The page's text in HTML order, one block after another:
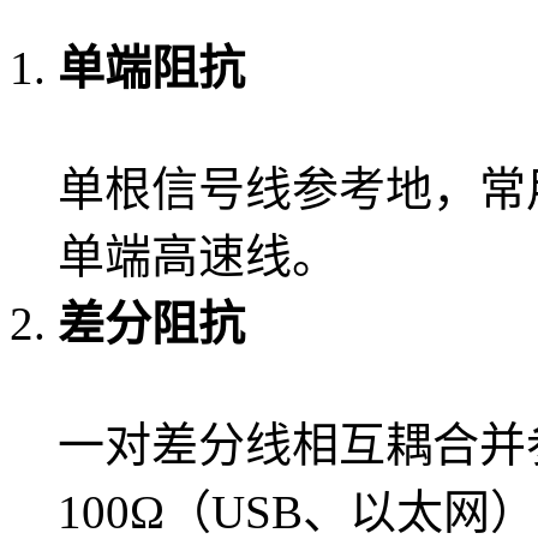
单端阻抗
单根信号线参考地，
单端高速线。
差分阻抗
一对差分线相互耦合
100Ω（USB、以太网